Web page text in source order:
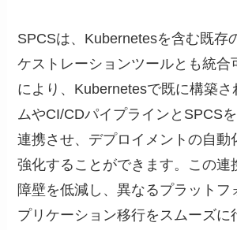
SPCSは、Kubernetesを含む既存
ケストレーションツールとも統合
により、Kubernetesで既に構築さ
ムやCI/CDパイプラインとSPCS
連携させ、デプロイメントの自動
強化することができます。この連
障壁を低減し、異なるプラットフ
プリケーション移行をスムーズに